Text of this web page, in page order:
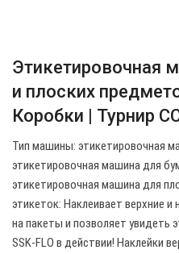
Этикетировочная
и плоских
Коробки | Турнир
Тип машины: этикетировочная
этикетировочная машина для
этикетировочная машина для
этикеток: Наклеивает верхние
на пакеты и позволяет увидеть
SSK-FLO в действии! Наклейки